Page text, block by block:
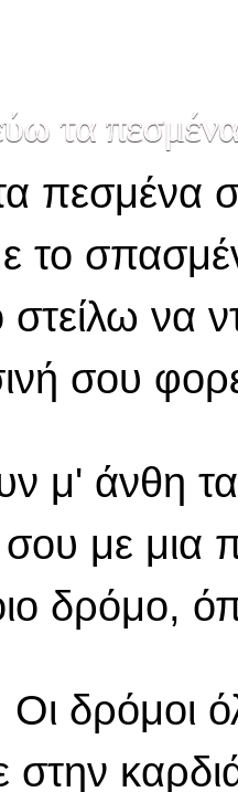
τα
πεσμένα
το
στείλω να
σου
μ' άνθη
με μια
δρόμο,
δρόμοι
στην